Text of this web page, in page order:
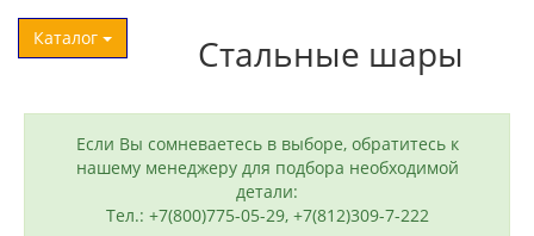
Каталог Стальные шары
Если Вы сомневаетесь в выборе, обратитесь к
нашему менеджеру для подбора необходимой
детали:
Тел.: +7(800)775-05-29, +7(812)309-7-222